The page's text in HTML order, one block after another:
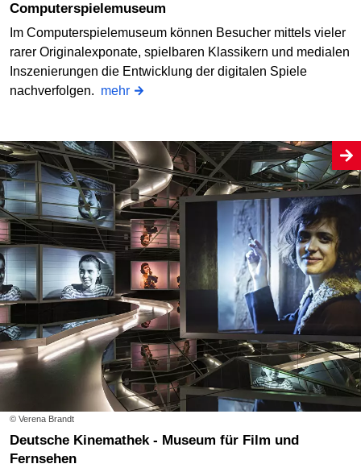
Computerspielemuseum
Im Computerspielemuseum können Besucher mittels vieler
rarer Originalexponate, spielbaren Klassikern und medialen
Inszenierungen die Entwicklung der digitalen Spiele
nachverfolgen. mehr
© Verena Brandt
Deutsche Kinemathek - Museum für Film und
Fernsehen